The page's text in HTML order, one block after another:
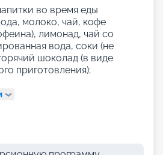
во время еды
молоко, чай, кофе
лимонад, чай со
вода, соки (не
шоколад (в виде
приготовления);